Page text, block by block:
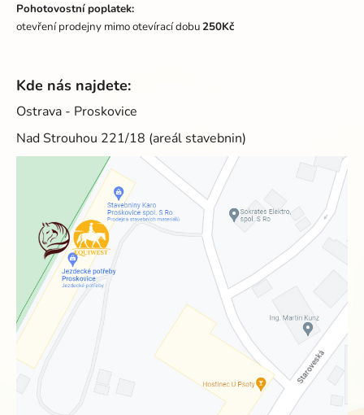
Pohotovostní poplatek:
otevření prodejny mimo otevírací dobu250Kč
Kde nás najdete:
Ostrava - Proskovice
Nad Strouhou 221/18 (areál stavebnin)